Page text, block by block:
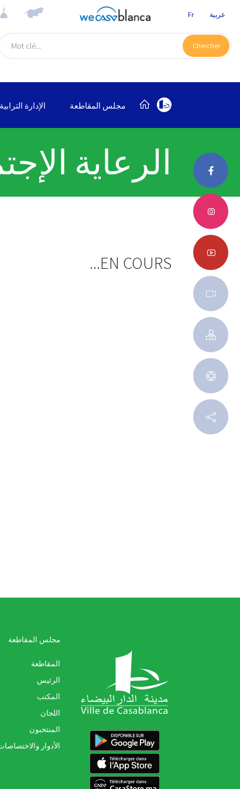
Fr عربية
Chercher
مجلس المقاطعة الإدارة الترابية
الرعاية
EN COURS...
مجلس المقاطعة
المقاطعة
الرئيس
المكتب
اللجان
المنتخبون
الأدوار